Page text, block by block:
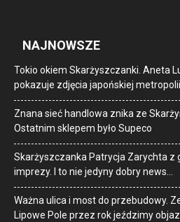
NAJNOWSZE
Tokio okiem Skarżyszczanki. Aneta
pokazuje zdjęcia japońskiej
Znana sieć handlowa znika ze
Ostatnim sklepem było Supeco
Skarżyszczanka Patrycja Zarychta z
imprezy. I to nie jedyny dobry news…
Ważna ulica i most do przebudowy.
Lipowe Pole przez rok jeździmy